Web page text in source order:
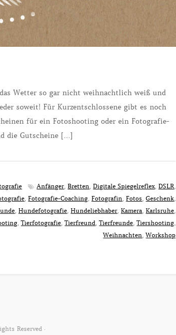
Wetter so gar nicht weihnachtlich weiß und
soweit! Für Kurzentschlossene gibt es noch
für ein Fotoshooting oder ein Fotografie-
die Gutscheine […]
Anfänger,Bretten,Digitale Spiegelreflex,DSLR,
,Fotografie-Coaching,Fotografin,Fotos,Geschenk,
,Hundefotografie,Hundeliebhaber,Kamera,Karlsruhe,
,Tierfotografie,Tierfreund,Tierfreunde,Tiershooting,
Weihnachten,Workshop
Reserved ·